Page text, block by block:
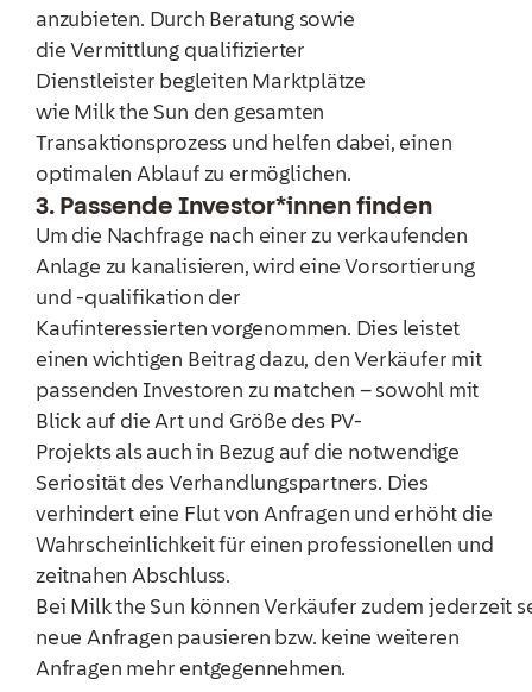
anzubieten. Durch Beratung sowie
die Vermittlung qualifizierter
Dienstleister begleiten Marktplätze
wie Milk the Sun den gesamten
Transaktionsprozess und helfen dabei, einen
optimalen Ablauf zu ermöglichen.
3. Passende Investor*innen finden
Um die Nachfrage nach einer zu verkaufenden
Anlage zu kanalisieren, wird eine Vorsortierung
und -qualifikation der
Kaufinteressierten vorgenommen. Dies leistet
einen wichtigen Beitrag dazu, den Verkäufer mit
passenden Investoren zu matchen – sowohl mit
Blick auf die Art und Größe des PV-
Projekts als auch in Bezug auf die notwendige
Seriosität des Verhandlungspartners. Dies
verhindert eine Flut von Anfragen und erhöht die
Wahrscheinlichkeit für einen professionellen und
zeitnahen Abschluss.
Bei Milk the Sun können Verkäufer zudem jederzeit
neue Anfragen pausieren bzw. keine weiteren
Anfragen mehr entgegennehmen.